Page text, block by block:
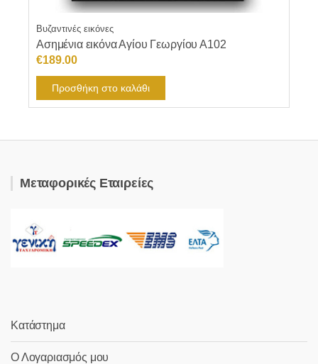
Βυζαντινές εικόνες
Ασημένια εικόνα Αγίου Γεωργίου Α102
€189.00
Προσθήκη στο καλάθι
Μεταφορικές Εταιρείες
Κατάστημα
Ο Λογαριασμός μου